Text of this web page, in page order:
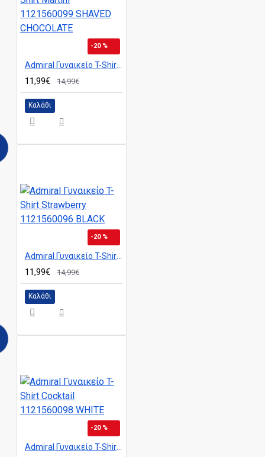
-20 %
Admiral Γυναικείο T-Shirt Martini 1121560099 SHAVED CHOCOLATE
11,99€ 14,99€
Καλάθι
-20 %
Admiral Γυναικείο T-Shirt Strawberry 1121560096 BLACK
11,99€ 14,99€
Καλάθι
-20 %
Admiral Γυναικείο T-Shirt Cocktail 1121560098 WHITE